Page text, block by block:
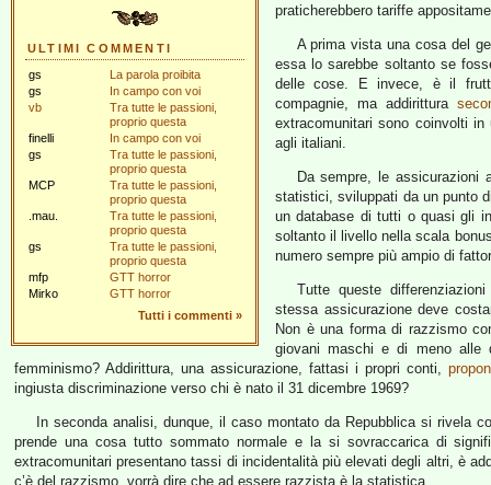
ULTIMI COMMENTI
gs
La parola proibita
gs
In campo con voi
vb
Tra tutte le passioni,
proprio questa
finelli
In campo con voi
gs
Tra tutte le passioni,
proprio questa
MCP
Tra tutte le passioni,
proprio questa
.mau.
Tra tutte le passioni,
proprio questa
gs
Tra tutte le passioni,
proprio questa
mfp
GTT horror
Mirko
GTT horror
Tutti i commenti »
praticherebbero tariffe
A prima vista una cosa del
essa lo sarebbe soltanto se
delle cose. E invece, è il
compagnie, ma addirittura
extracomunitari sono coinvolti in
agli italiani.
Da sempre, le assicurazioni
statistici, sviluppati da un punto
un database di tutti o quasi gli
soltanto il livello nella scala
numero sempre più ampio di
Tutte queste
stessa assicurazione deve
Non è una forma di razzismo
giovani maschi e di meno alle
femminismo? Addirittura, una assicurazione, fattasi i propri conti,
ingiusta discriminazione verso chi è nato il 31 dicembre 1969?
In seconda analisi, dunque, il caso montato da Repubblica si rivela
prende una cosa tutto sommato normale e la si sovraccarica di
extracomunitari presentano tassi di incidentalità più elevati degli altri, è
c’è del razzismo, vorrà dire che ad essere razzista è la statistica.